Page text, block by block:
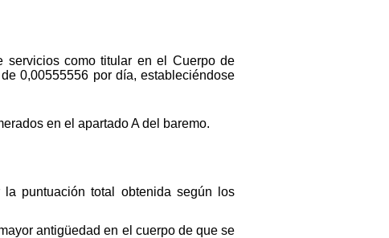
servicios como titular en el Cuerpo de
0,00555556 por día, estableciéndose
en el apartado A del baremo.
puntuación total obtenida según los
antigüedad en el cuerpo de que se